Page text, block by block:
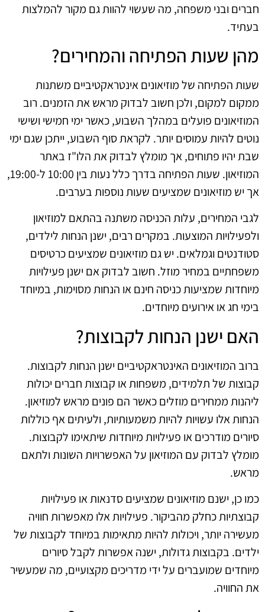
חברים ובני משפחה, מה שעשוי להוות גם מקור להמלצות
בעתיד.
מהן שעות הפתיחה והמחירים?
שעות הפתיחה של מוזיאונים אינטראקטיביים משתנות
ממקום למקום, ולכן חשוב לבדוק מראש את הזמנים. רוב
המוזיאונים פועלים במהלך השבוע, כאשר ימי חמישי ושישי
נוטים להיות עמוסים יותר. לקראת סוף השבוע, ייתכן שגם ימי
שבת יהיו פתוחים, אך מומלץ לבדוק את הלו"ז באתר
המוזיאון. שעות הפתיחה בדרך כלל נעות בין 10:00 ל-19:00,
אך יש מוזיאונים שמציעים שעות נוספות בערבים.
לגבי המחירים, עלות הכניסה משתנה בהתאם למוזיאון
ולפעילויות המוצעות. במקרים רבים, ישנן הנחות לילדים,
סטודנטים וגמלאים. יש גם מוזיאונים שמציעים כרטיסים
משפחתיים במחיר מוזל. חשוב לבדוק אם ישנן פעילויות
מיוחדות שמציעות כניסה חינם או הנחות מסוימות, במיוחד
בימי חג או אירועים מיוחדים.
האם ישנן הנחות לקבוצות?
ברוב המוזיאונים האינטראקטיביים ישנן הנחות לקבוצות.
קבוצות של תלמידים, משפחות או קבוצות חברים יכולות
ליהנות ממחירים מוזלים כאשר הם פונים מראש למוזיאון.
הנחות אלו עשויות להיות משמעותיות, ולעיתים אף כוללות
סיורים מודרכים או פעילויות מיוחדות שיתאימו לקבוצות.
מומלץ לבדוק עם המוזיאון על האפשרויות השונות ולתאם
מראש.
כמו כן, ישנם מוזיאונים שמציעים סדנאות או פעילויות
קבוצתיות כחלק מהביקור. פעילויות אלו מאפשרות חוויה
מעשירה יותר, ויכולות להיות מתאימות במיוחד לקבוצות של
ילדים. בקבוצות גדולות, ישנה אפשרות לקבל סיורים
מיוחדים שמועברים על ידי מדריכים מקצועיים, מה שמעשיר
את החוויה.